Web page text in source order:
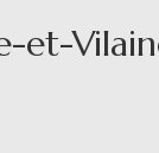
et-